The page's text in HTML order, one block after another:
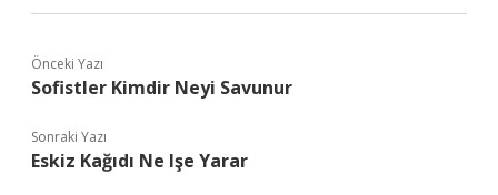
Önceki Yazı
Sofistler Kimdir Neyi Savunur
Sonraki Yazı
Eskiz Kağıdı Ne Işe Yarar